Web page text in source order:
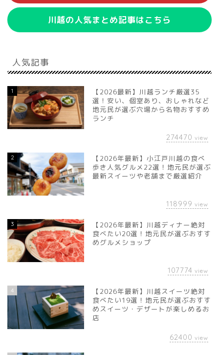
川越の人気まとめ記事はこちら
人気記事
1
【2026最新】川越ランチ厳選35
選！安い、個室あり、おしゃれなど
地元民が選ぶ穴場から名物おすすめ
ランチ
274470 view
2
【2026年最新】小江戸川越の食べ
歩き人気グルメ22選！地元民が選ぶ
最新スイーツや老舗まで厳選紹介
118999 view
3
【2026年最新】川越ディナー絶対
食べたい20選！地元民が選ぶおすす
めグルメショップ
107774 view
4
【2026年最新】川越スイーツ絶対
食べたい19選！地元民が選ぶおすす
めスイーツ・デザートが楽しめるお
店
62400 view